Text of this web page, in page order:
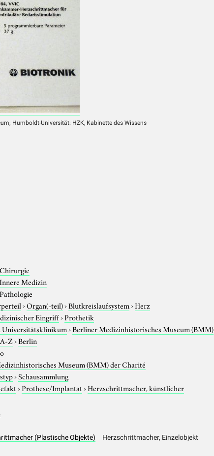
Humboldt-Universität: HZK, Kabinette des Wissens
Chirurgie
Innere Medizin
Pathologie
›Organ(-teil)›Blutkreislaufsystem›Herz
Eingriff›Prothetik
Universitätsklinikum›Berliner Medizinhistorisches Museum (BMM)
Z›Berlin
Museum (BMM) der Charité
›Schausammlung
›Prothese/Implantat›Herzschrittmacher, künstlicher
(Plastische Objekte) Herzschrittmacher, Einzelobjekt